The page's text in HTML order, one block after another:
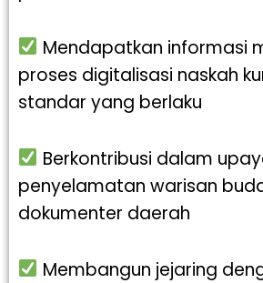
Mendapatkan informasi
proses digitalisasi naskah
standar yang berlaku
Berkontribusi dalam
penyelamatan warisan
dokumenter daerah
Membangun jejaring